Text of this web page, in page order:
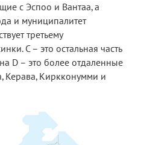
с Эспоо и Вантаа, а
и муниципалитет
третьему
С – это остальная часть
D – это более отдаленные
Керава, Киркконумми и